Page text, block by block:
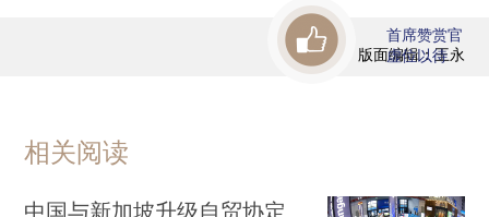
版面编辑：王永
首席赞赏官
虚位以待
相关阅读
中国与新加坡升级自贸协定